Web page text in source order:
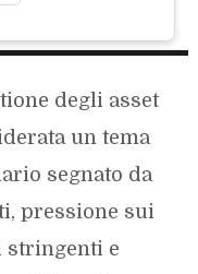
degli asset
un tema
segnato da
pressione sui
e